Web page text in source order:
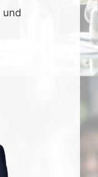
und